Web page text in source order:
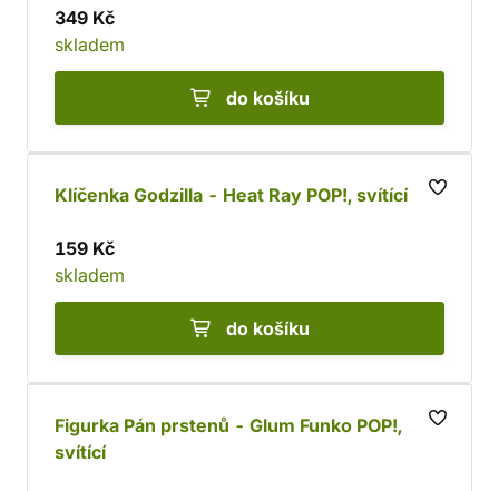
349 Kč
skladem
do košíku
Klíčenka Godzilla - Heat Ray POP!, svítící
159 Kč
skladem
do košíku
Figurka Pán prstenů - Glum Funko POP!,
svítící